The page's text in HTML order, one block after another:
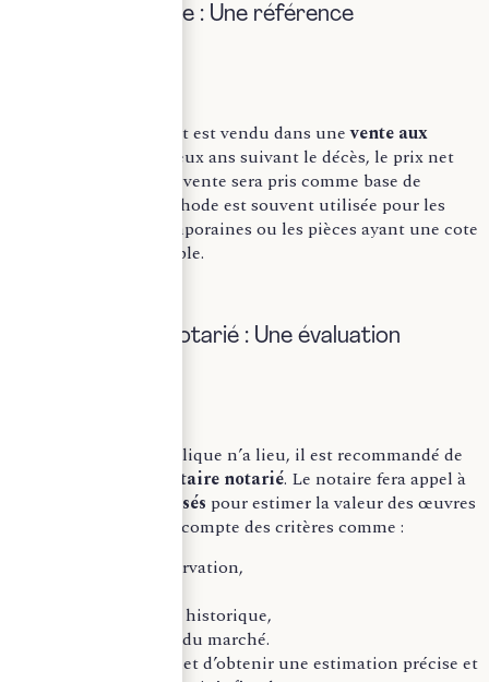
A) Vente publique : Une référence
Lorsqu’un objet d’art est vendu dans unevente aux
dans les deux ans suivant le décès, le prix net
obtenu lors de cette vente sera pris comme base de
référence. Cette méthode est souvent utilisée pour les
œuvres d’art contemporaines ou les pièces ayant une cote
facilement identifiable.
B) L’inventaire notarié : Une évaluation
Si aucune vente publique n’a lieu, il est recommandé de
inventaire notarié. Le notaire fera appel à
experts spécialisés pour estimer la valeur des œuvres
d’art, en prenant en compte des critères comme :
L’état de conservation,
La provenance historique,
Les tendances du marché.
Cette méthode permet d’obtenir une estimation précise et